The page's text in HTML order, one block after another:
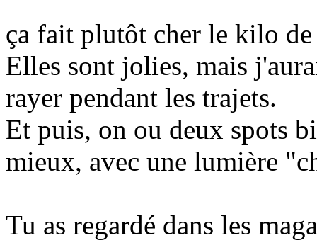
ça fait plutôt cher le kilo
Elles sont jolies, mais
rayer pendant les trajets.
Et puis, on ou deux spots
mieux, avec une lumière
Tu as regardé dans les